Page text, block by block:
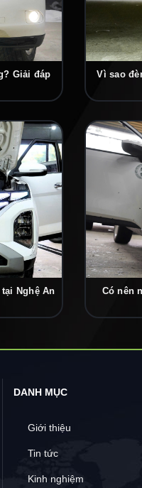
Giải đáp
Vì sao
Nghệ An
Có nên
DANH MỤC
Giới thiệu
Tin tức
Kinh nghiệm